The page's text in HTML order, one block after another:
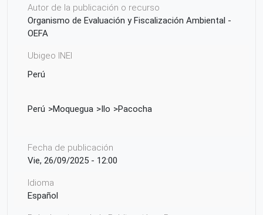
Autor de la publicación o recurso
Organismo de Evaluación y Fiscalización Ambiental -
OEFA
Ubigeo INEI
Perú
Perú Moquegua Ilo Pacocha
Fecha de publicación
Vie, 26/09/2025 - 12:00
Idioma
Español